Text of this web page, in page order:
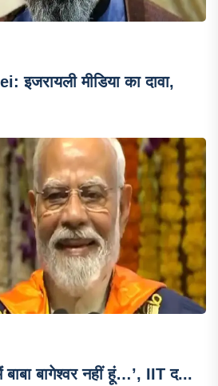
मीडिया का दावा,
बागेश्वर नहीं हूं…’, IIT द...